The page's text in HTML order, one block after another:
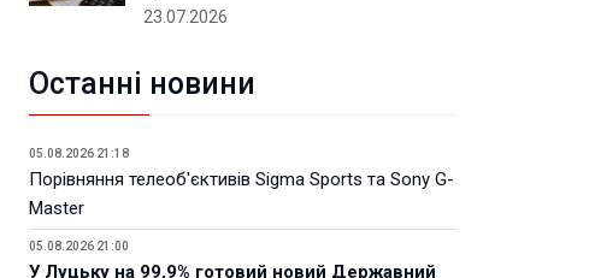
23.07.2026
Останні новини
05.08.2026 21:18
Порівняння телеоб'єктивів Sigma Sports та Sony G-
Master
05.08.2026 21:00
У Луцьку на 99,9% готовий новий Державний